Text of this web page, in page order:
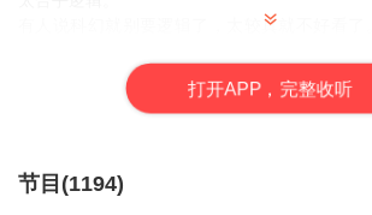
有人说科幻就别要逻辑了，太较真就不好看了
但我就是看不惯啊，总觉得在合乎常识、贴近
也能构建出精彩的情节。
【购买须知】
1、本作品为付费有声书，前82集为免费试听，
打开APP，完整收听
节目(1194)